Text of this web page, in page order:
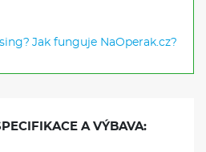
Jak funguje NaOperak.cz?
A VÝBAVA: